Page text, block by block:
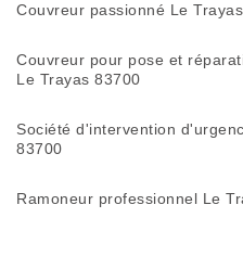
Couvreur passionné Le
Couvreur pour pose et
Le Trayas 83700
Société d'intervention
83700
Ramoneur professionnel Le